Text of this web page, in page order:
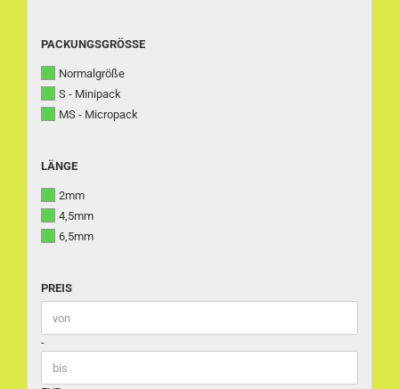
PACKUNGSGRÖSSE
PACKUNGSGRÖSSE
Normalgröße
S - Minipack
MS - Micropack
LÄNGE
LÄNGE
2mm
4,5mm
6,5mm
PREIS
PREIS
Preis bis
-